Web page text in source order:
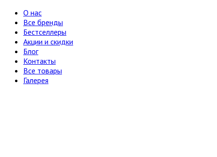
О нас
Все бренды
Бестселлеры
Акции и скидки
Блог
Контакты
Все товары
Галерея